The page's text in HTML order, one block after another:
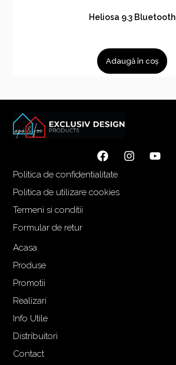
Heliosa 9.3 Bluetooth
Adaugă în coș
Politica de confidentialitate
Politica de utilizare cookies
Termeni si conditii
Formular de retur
Acasa
Produse
Promotii
Realizari
Info Utile
Distribuitori
Contact